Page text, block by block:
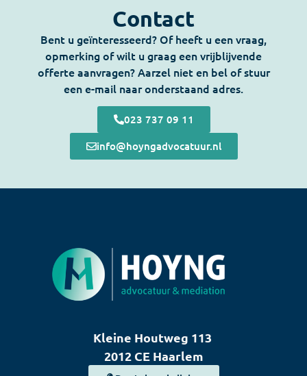
Contact
Bent u geïnteresseerd? Of heeft u een vraag,
opmerking of wilt u graag een vrijblijvende
offerte aanvragen? Aarzel niet en bel of stuur
een e-mail naar onderstaand adres.
023 737 09 11
info@hoyngadvocatuur.nl
Kleine Houtweg 113
2012 CE Haarlem